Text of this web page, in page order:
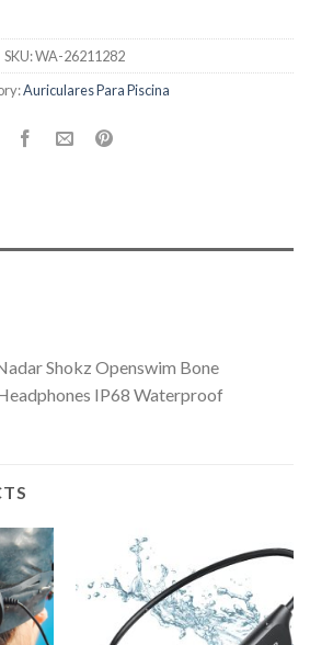
SKU:WA-26211282
Auriculares Para Piscina
Shokz Openswim Bone
IP68 Waterproof